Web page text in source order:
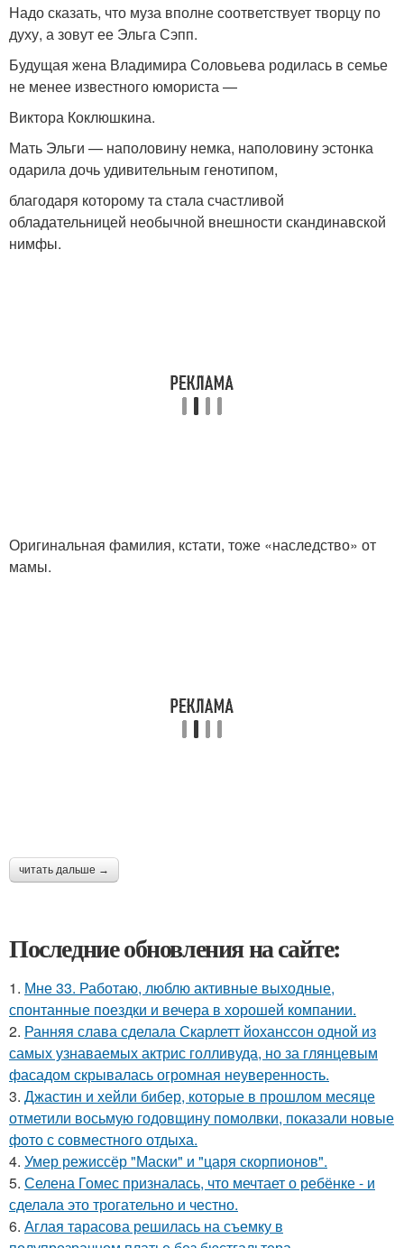
Надо сказать, что муза вполне соответствует творцу по
духу, а зовут ее Эльга Сэпп.
Будущая жена Владимира Соловьева родилась в семье
не менее известного юмориста —
Виктора Коклюшкина.
Мать Эльги — наполовину немка, наполовину эстонка
одарила дочь удивительным генотипом,
благодаря которому та стала счастливой
обладательницей необычной внешности скандинавской
нимфы.
Оригинальная фамилия, кстати, тоже «наследство» от
мамы.
читать дальше →
Последние обновления на сайте:
1. Мне 33. Работаю, люблю активные выходные,
спонтанные поездки и вечера в хорошей компании.
2. Ранняя слава сделала Скарлетт йоханссон одной из
самых узнаваемых актрис голливуда, но за глянцевым
фасадом скрывалась огромная неуверенность.
3. Джастин и хейли бибер, которые в прошлом месяце
отметили восьмую годовщину помолвки, показали новые
фото с совместного отдыха.
4. Умер режиссёр "Маски" и "царя скорпионов".
5. Селена Гомес призналась, что мечтает о ребёнке - и
сделала это трогательно и честно.
6. Аглая тарасова решилась на съемку в